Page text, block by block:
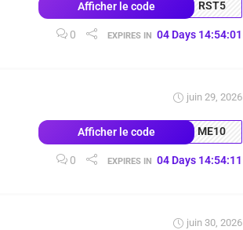
Afficher le code RST5
0 EXPIRES IN 04 Days 14:54:00
juin 29, 2026
Afficher le code ME10
0 EXPIRES IN 04 Days 14:54:10
juin 30, 2026